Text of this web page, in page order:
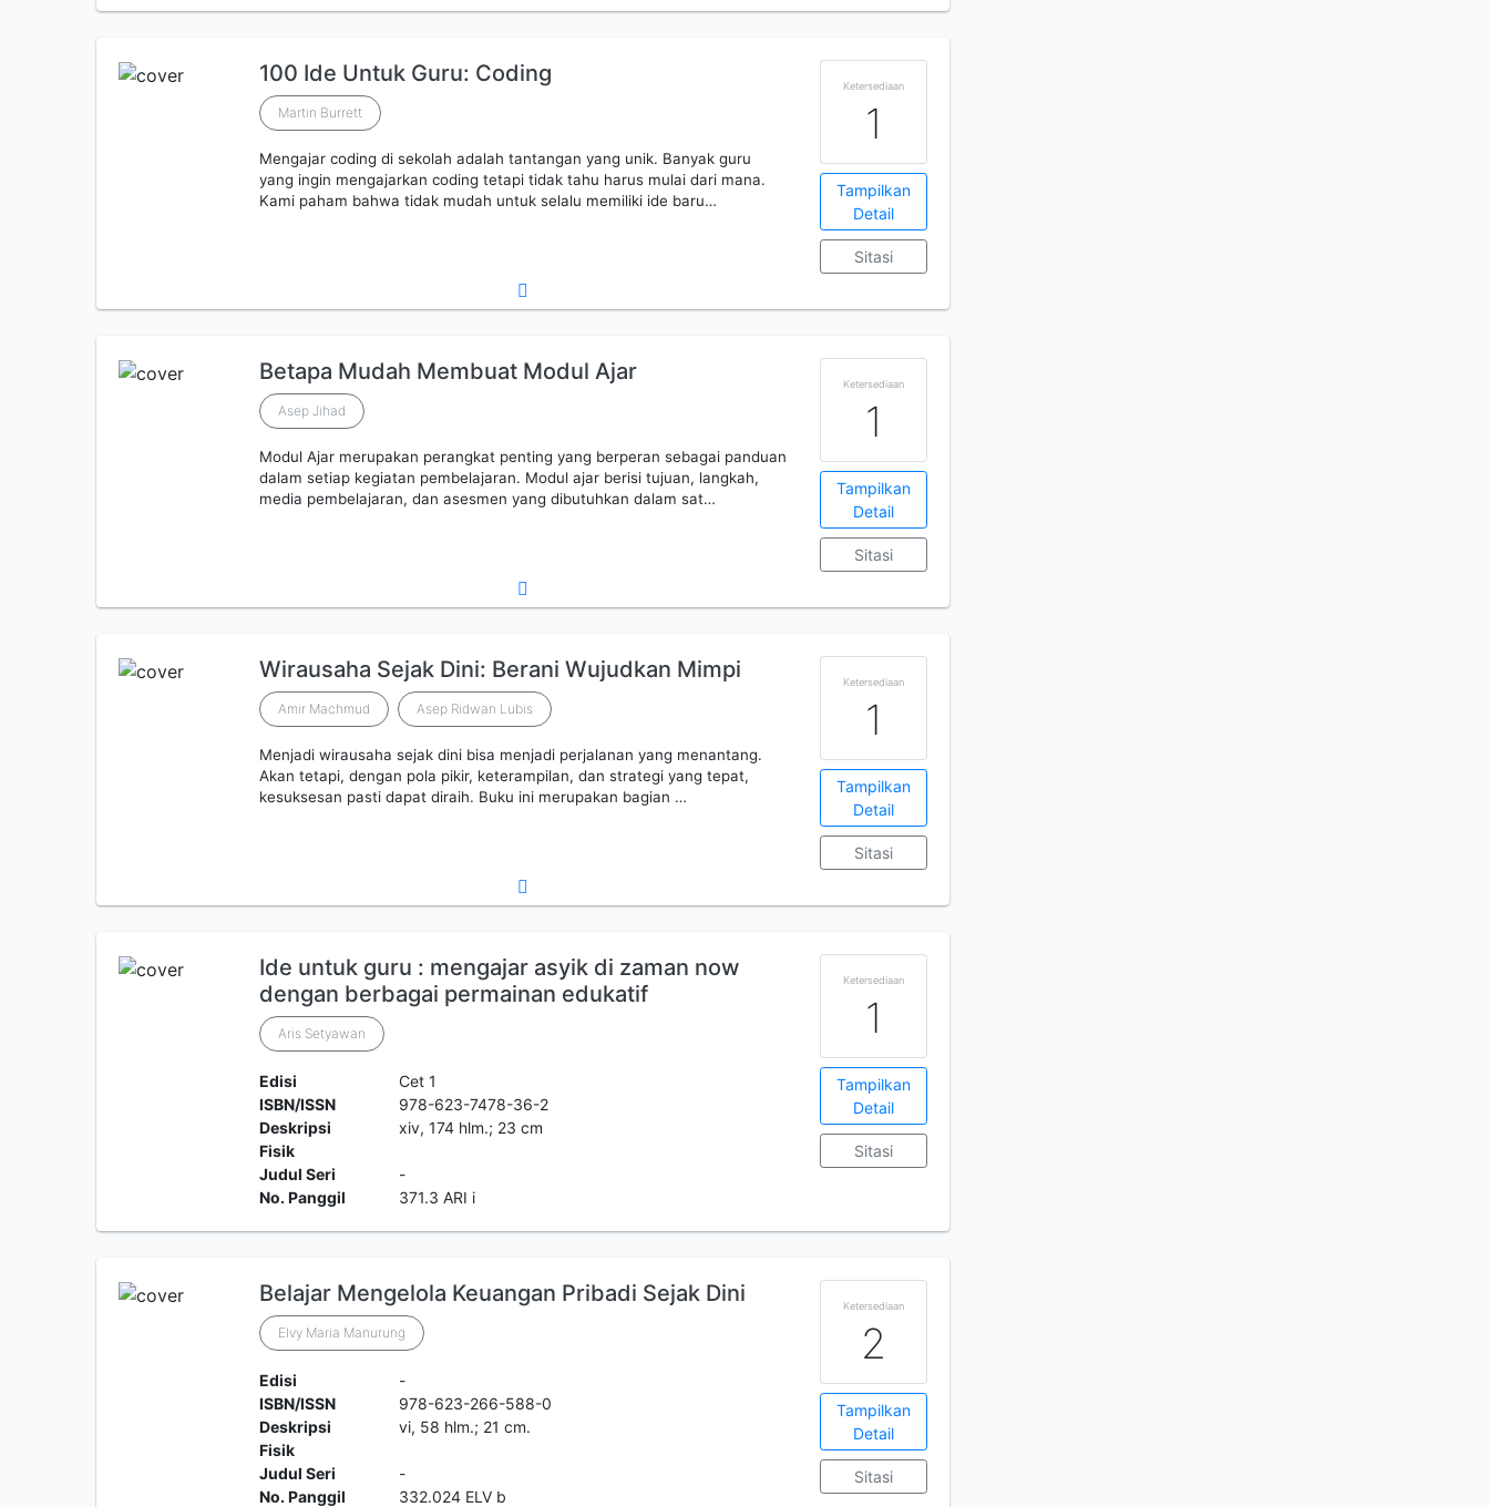
100 Ide Untuk Guru: Coding
Martin Burrett
Mengajar coding di sekolah adalah tantangan yang unik. Banyak guru
yang ingin mengajarkan coding tetapi tidak tahu harus mulai dari mana.
Kami paham bahwa tidak mudah untuk selalu memiliki ide baru…
Ketersediaan
1
Tampilkan
Detail
Sitasi
Betapa Mudah Membuat Modul Ajar
Asep Jihad
Modul Ajar merupakan perangkat penting yang berperan sebagai panduan
dalam setiap kegiatan pembelajaran. Modul ajar berisi tujuan, langkah,
media pembelajaran, dan asesmen yang dibutuhkan dalam sat…
Ketersediaan
1
Tampilkan
Detail
Sitasi
Wirausaha Sejak Dini: Berani Wujudkan Mimpi
Amir Machmud Asep Ridwan Lubis
Menjadi wirausaha sejak dini bisa menjadi perjalanan yang menantang.
Akan tetapi, dengan pola pikir, keterampilan, dan strategi yang tepat,
kesuksesan pasti dapat diraih. Buku ini merupakan bagian …
Ketersediaan
1
Tampilkan
Detail
Sitasi
Ide untuk guru : mengajar asyik di zaman now
dengan berbagai permainan edukatif
Aris Setyawan
Edisi
Cet 1
ISBN/ISSN
978-623-7478-36-2
Deskripsi
Fisik
xiv, 174 hlm.; 23 cm
Judul Seri
-
No. Panggil
371.3 ARI i
Ketersediaan
1
Tampilkan
Detail
Sitasi
Belajar Mengelola Keuangan Pribadi Sejak Dini
Elvy Maria Manurung
Edisi
-
ISBN/ISSN
978-623-266-588-0
Deskripsi
Fisik
vi, 58 hlm.; 21 cm.
Judul Seri
-
No. Panggil
332.024 ELV b
Ketersediaan
2
Tampilkan
Detail
Sitasi